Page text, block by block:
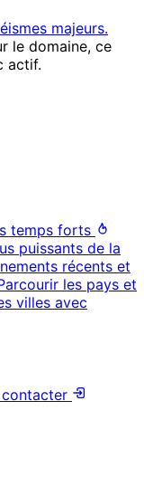
majeurs.
le domaine, ce
actif.
temps forts
puissants de la
récents et
les pays et
villes avec